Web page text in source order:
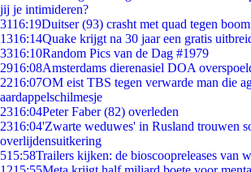
jij je intimideren?
3116:19Duitser (93) crasht met quad tegen
1316:14Quake krijgt na 30 jaar een gratis
3316:10Random Pics van de Dag #1979
2916:08Amsterdams dierenasiel DOA
2216:07OM eist TBS tegen verwarde man die
aardappelschilmesje
2316:04Peter Faber (82) overleden
2316:04'Zwarte weduwes' in Rusland trouwen
overlijdensuitkering
515:58Trailers kijken: de bioscoopreleases van